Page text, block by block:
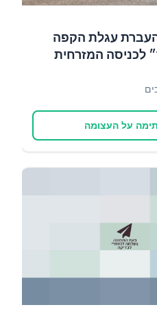
עגלת הקפה
לכניסה המזרחית
על העצומה